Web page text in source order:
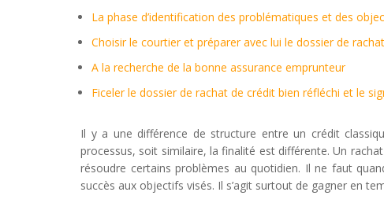
La phase d’identification des problématiques et des
Choisir le courtier et préparer avec lui le dossier de
A la recherche de la bonne assurance emprunteur
Ficeler le dossier de rachat de crédit bien réfléchi et le
Il y a une différence de structure entre un crédit
processus, soit similaire, la finalité est différente. Un
résoudre certains problèmes au quotidien. Il ne faut
succès aux objectifs visés. Il s’agit surtout de gagner en